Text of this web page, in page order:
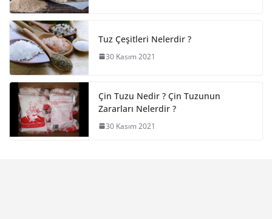
Tuz Çeşitleri Nelerdir ?
30 Kasım 2021
Çin Tuzu Nedir ? Çin Tuzunun
Zararları Nelerdir ?
30 Kasım 2021